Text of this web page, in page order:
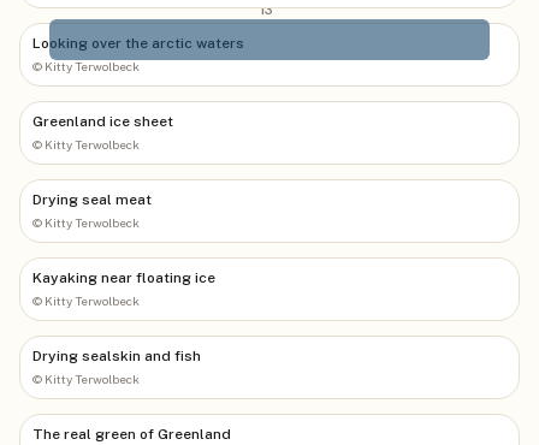
13°
Looking over the arctic waters
© Kitty Terwolbeck
Greenland ice sheet
© Kitty Terwolbeck
Drying seal meat
© Kitty Terwolbeck
Kayaking near floating ice
© Kitty Terwolbeck
Drying sealskin and fish
© Kitty Terwolbeck
The real green of Greenland